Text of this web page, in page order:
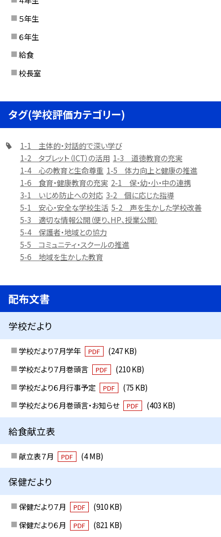
５年生
６年生
給食
校長室
タグ(学校評価カテゴリー)
1-1 主体的・対話的で深い学び
1-2 タブレット（ICT）の活用 1-3 道徳教育の充実
1-4 心の教育と生命尊重 1-5 体力向上と健康の推進
1-6 食育・健康教育の充実 2-1 保・幼・小・中の連携
3-1 いじめ防止への対応 3-2 個に応じた指導
5-1 安心・安全な学校生活 5-2 声を生かした学校改善
5-3 適切な情報公開（便り、HP、授業公開）
5-4 保護者・地域との協力
5-5 コミュニティ・スクールの推進
5-6 地域を生かした教育
配布文書
学校だより
学校だより７月学年 PDF
(247 KB)
学校だより７月巻頭言
PDF
(210 KB)
学校だより６月行事予定
PDF
(75 KB)
学校だより６月巻頭言・お知らせ
PDF (403 KB)
給食献立表
献立表７月 PDF (4 MB)
保健だより
保健だより７月 PDF
(910 KB)
保健だより６月
PDF (821 KB)